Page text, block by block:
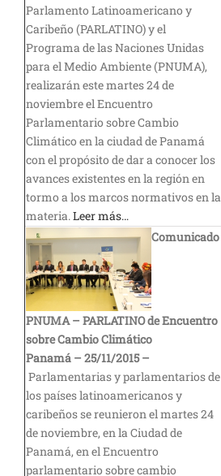
Parlamento Latinoamericano y
Caribeño (PARLATINO) y el
Programa de las Naciones Unidas
para el Medio Ambiente (PNUMA),
realizarán este martes 24 de
noviembre el Encuentro
Parlamentario sobre Cambio
Climático en la ciudad de Panamá
con el propósito de dar a conocer los
avances existentes en la región en
tormo a los marcos normativos en la
materia. Leer más…
Comunicado
PNUMA – PARLATINO de Encuentro
sobre Cambio Climático
Panamá – 25/11/2015 –
Parlamentarias y parlamentarios de
los países latinoamericanos y
caribeños se reunieron el martes 24
de noviembre, en la Ciudad de
Panamá, en el Encuentro
parlamentario sobre cambio